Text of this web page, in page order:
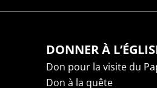
DONNER À
Don pour la visite du
Don à la quête